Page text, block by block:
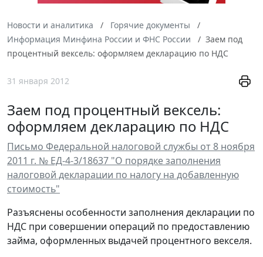
Новости и аналитика
Горячие документы
Информация Минфина России и ФНС России
Заем под
процентный вексель: оформляем декларацию по НДС
31 января 2012
Заем под процентный вексель:
оформляем декларацию по НДС
Письмо Федеральной налоговой службы от 8 ноября
2011 г. № ЕД-4-3/18637 "О порядке заполнения
налоговой декларации по налогу на добавленную
стоимость"
Разъяснены особенности заполнения декларации по
НДС при совершении операций по предоставлению
займа, оформленных выдачей процентного векселя.